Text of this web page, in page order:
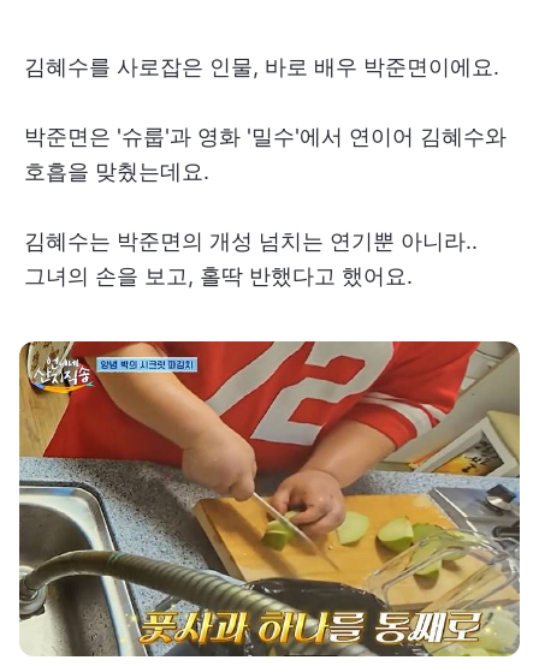
김혜수를 사로잡은 인물, 바로 배우 박준면이에요.
박준면은 '슈룹'과 영화 '밀수'에서 연이어 김혜수와
호흡을 맞췄는데요.
김혜수는 박준면의 개성 넘치는 연기뿐 아니라..
그녀의 손을 보고, 홀딱 반했다고 했어요.